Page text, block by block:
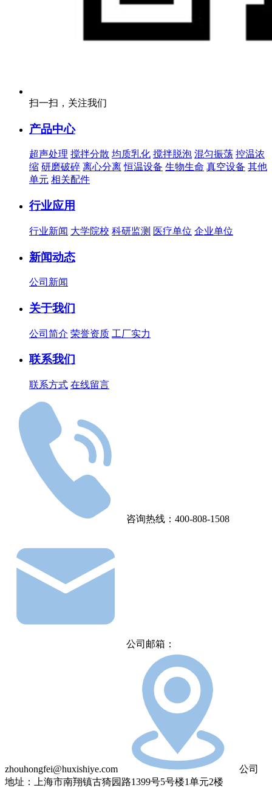
扫一扫，关注我们
产品中心
超声处理 搅拌分散 均质乳化 搅拌脱泡 混匀振荡 控温浓
缩 研磨破碎 离心分离 恒温设备 生物生命 真空设备 其他
单元 相关配件
行业应用
行业新闻 大学院校 科研监测 医疗单位 企业单位
新闻动态
公司新闻
关于我们
公司简介 荣誉资质 工厂实力
联系我们
联系方式 在线留言
咨询热线：400-808-1508
公司邮箱：
zhouhongfei@huxishiye.com
公司
地址：上海市南翔镇古猗园路1399号5号楼1单元2楼